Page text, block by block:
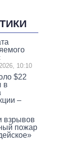
10:10
$22
в
–
взрывов
пожар